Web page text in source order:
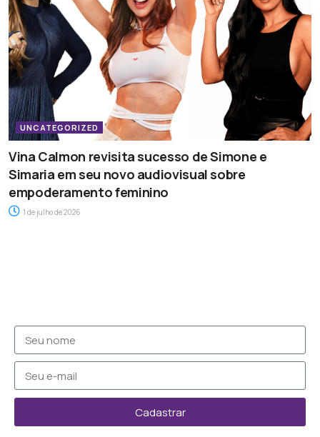
UNCATEGORIZED
Vina Calmon revisita sucesso de Simone e
Simaria em seu novo audiovisual sobre
empoderamento feminino
1 de julho de 2026
Cadastrar